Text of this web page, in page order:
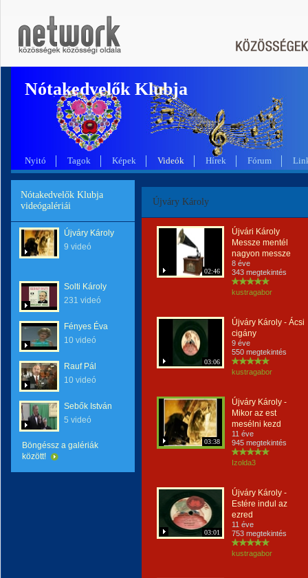
Nótakedvelők Klubja
Nyitó Tagok Képek Videók Hírek Fórum
Nótakedvelők Klubja
videógalériái
Újváry Károly
9 videó
Solti Károly
231 videó
Fényes Éva
10 videó
Rauf Pál
10 videó
Sebők István
5 videó
Böngéssz a galériák
között!
Újváry Károly
02:46
Újvári Károly
Messze mentél
nagyon messze
8 éve
343 megtekintés
kustragabor
03:06
Újváry Károly - Ácsi
cigány
9 éve
550 megtekintés
kustragabor
03:38
Újváry Károly -
Mikor az est
mesélni kezd
11 éve
945 megtekintés
Izolda3
03:01
Újváry Károly -
Estére indul az
ezred
11 éve
753 megtekintés
kustragabor